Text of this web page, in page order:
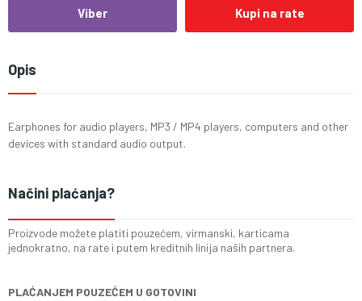
Viber Kupi na rate
Opis
Earphones for audio players, MP3 / MP4 players, computers and other
devices with standard audio output.
Načini plaćanja?
Proizvode možete platiti pouzećem, virmanski, karticama
jednokratno, na rate i putem kreditnih linija naših partnera.
PLAĆANJEM POUZEĆEM U GOTOVINI